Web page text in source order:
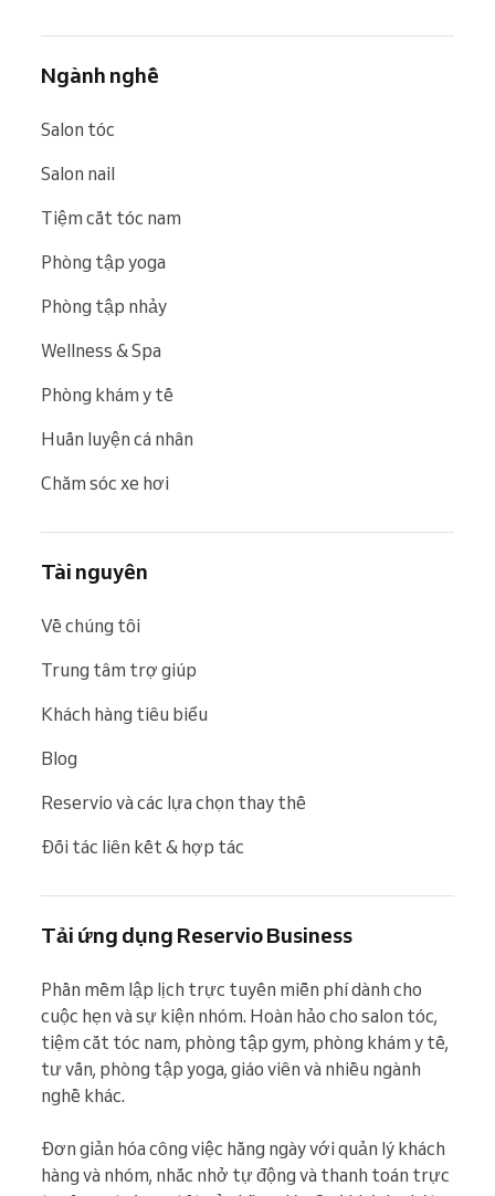
Ngành nghề
Salon tóc
Salon nail
Tiệm cắt tóc nam
Phòng tập yoga
Phòng tập nhảy
Wellness & Spa
Phòng khám y tế
Huấn luyện cá nhân
Chăm sóc xe hơi
Tài nguyên
Về chúng tôi
Trung tâm trợ giúp
Khách hàng tiêu biểu
Blog
Reservio và các lựa chọn thay thế
Đối tác liên kết & hợp tác
Tải ứng dụng Reservio Business
Phần mềm lập lịch trực tuyến miễn phí dành cho
cuộc hẹn và sự kiện nhóm. Hoàn hảo cho salon tóc,
tiệm cắt tóc nam, phòng tập gym, phòng khám y tế,
tư vấn, phòng tập yoga, giáo viên và nhiều ngành
nghề khác.
Đơn giản hóa công việc hằng ngày với quản lý khách
hàng và nhóm, nhắc nhở tự động và thanh toán trực